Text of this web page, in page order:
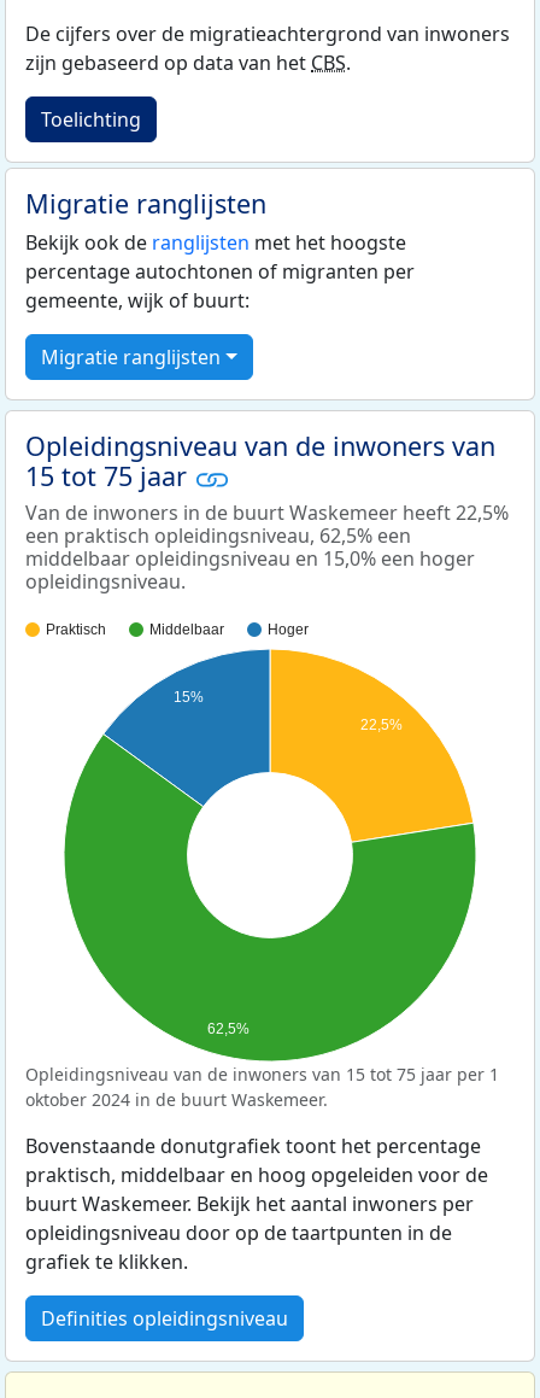
De cijfers over de migratieachtergrond van inwoners
zijn gebaseerd op data van het CBS.
Toelichting
Migratie ranglijsten
Bekijk ook de ranglijsten met het hoogste
percentage autochtonen of migranten per
gemeente, wijk of buurt:
Migratie ranglijsten
Opleidingsniveau van de inwoners van
15 tot 75 jaar
Van de inwoners in de buurt Waskemeer heeft 22,5%
een praktisch opleidingsniveau, 62,5% een
middelbaar opleidingsniveau en 15,0% een hoger
opleidingsniveau.
Praktisch Middelbaar Hoger
22,5%
15%
62,5%
Opleidingsniveau van de inwoners van 15 tot 75 jaar per 1
oktober 2024 in de buurt Waskemeer.
Bovenstaande donutgrafiek toont het percentage
praktisch, middelbaar en hoog opgeleiden voor de
buurt Waskemeer. Bekijk het aantal inwoners per
opleidingsniveau door op de taartpunten in de
grafiek te klikken.
Definities opleidingsniveau